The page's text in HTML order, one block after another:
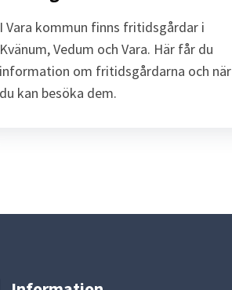
I Vara kommun finns fritidsgårdar i
Kvänum, Vedum och Vara. Här får du
information om fritidsgårdarna och när
du kan besöka dem.